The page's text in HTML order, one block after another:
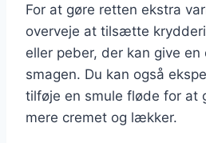
For at gøre retten ekstra
overveje at tilsætte
eller peber, der kan give
smagen. Du kan også
tilføje en smule fløde for at
mere cremet og lækker.